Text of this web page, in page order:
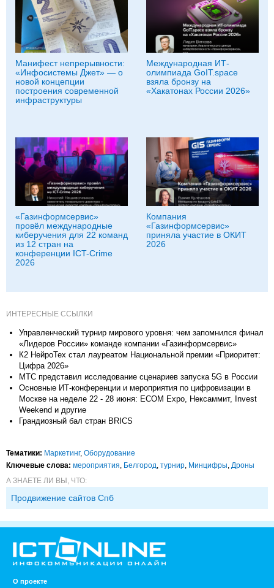
Манифест непрерывности:
«Инфосистемы Джет» — о
новой концепции
построения современной
инфраструктуры
Международная ИТ-
олимпиада GoIT.space
взяла бронзу на
«Хакатонах России 2026»
«Газинформсервис»
провёл международные
киберучения для 22 команд
из 12 стран на
конференции ICT-Crime
2026
Компания
«Газинформсервис»
приняла участие в ОКИТ
2026
ИНТЕРЕСНЫЕ ССЫЛКИ
Управленческий турнир мирового уровня: чем запомнился финал
«Лидеров России» команде компании «Газинформсервис»
К2 НейроТех стал лауреатом Национальной премии «Приоритет:
Цифра 2026»
МТС представил исследование сценариев запуска 5G в России
Основные ИТ-конференции и мероприятия по цифровизации в
Москве на неделе 22 - 28 июня: ECOM Expo, Нексаммит, Invest
Weekend и другие
Грандиозный бал стран BRICS
Тематики: Маркетинг, Оборудование
Ключевые слова: мероприятия Белгород турнир Минцифры Дроны
А ЗНАЕТЕ ЛИ ВЫ, ЧТО:
Продвижение сайтов Спб
О проекте